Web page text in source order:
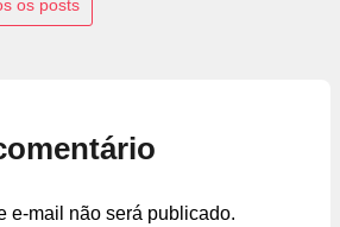
os posts
e-mail não será publicado.